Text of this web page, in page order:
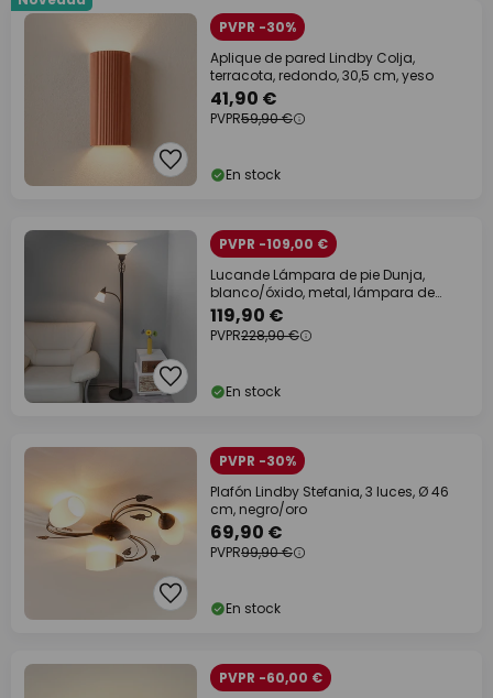
PVPR -30%
Aplique de pared Lindby Colja,
terracota, redondo, 30,5 cm, yeso
41,90 €
PVPR59,90 €
En stock
PVPR -109,00 €
Lucande Lámpara de pie Dunja,
blanco/óxido, metal, lámpara de
lectura
119,90 €
PVPR228,90 €
En stock
PVPR -30%
Plafón Lindby Stefania, 3 luces, Ø 46
cm, negro/oro
69,90 €
PVPR99,90 €
En stock
PVPR -60,00 €